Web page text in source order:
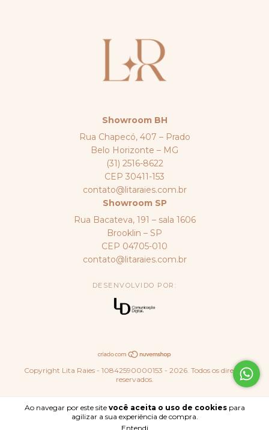
Ao navegar por este site você aceita o uso de cookiespara
agilizar a sua experiência de compra.
Entendi
Showroom BH
Rua Chapecó, 407 – Prado
Belo Horizonte – MG
(31) 2516-8622
CEP 30411-153
contato@litaraies.com.br
Showroom SP
Rua Bacateva, 191 – sala 1606
Brooklin – SP
CEP 04705-010
contato@litaraies.com.br
DESENVOLVIDO POR:
Copyright Lita Raies - 10842590000153 - 2026. Todos os direitos
reservados.